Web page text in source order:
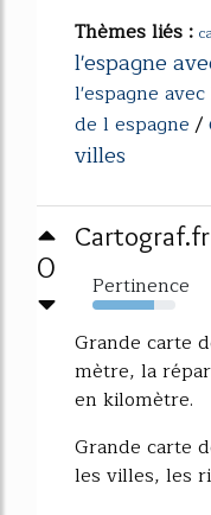
Thèmes liés :
l'espagne
l'espagne
de l espagne/
villes
0
Cartograf.fr
Pertinence
74%
Grande carte
mètre, la
en kilomètre.
Grande carte
les villes, les